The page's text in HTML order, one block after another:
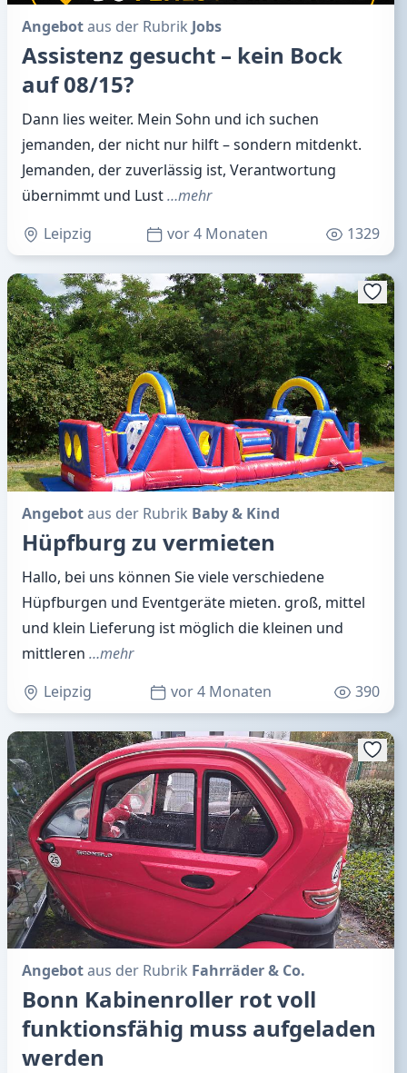
Angebotaus der Rubrik Jobs
Assistenz gesucht – kein Bock
auf 08/15?
Dann lies weiter. Mein Sohn und ich suchen
jemanden, der nicht nur hilft – sondern mitdenkt.
Jemanden, der zuverlässig ist, Verantwortung
übernimmt und Lust…mehr
Leipzig
vor 4 Monaten 1329
Angebotaus der Rubrik Baby & Kind
Hüpfburg zu vermieten
Hallo, bei uns können Sie viele verschiedene
Hüpfburgen und Eventgeräte mieten. groß, mittel
und klein Lieferung ist möglich die kleinen und
mittleren …mehr
Leipzig
vor 4 Monaten 390
Angebotaus der Rubrik Fahrräder & Co.
Bonn Kabinenroller rot voll
funktionsfähig muss aufgeladen
werden